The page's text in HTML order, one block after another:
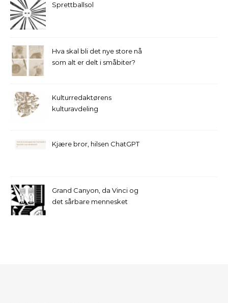
Sprettballsol
Hva skal bli det nye store nå
som alt er delt i småbiter?
Kulturredaktørens
kulturavdeling
Kjære bror, hilsen ChatGPT
Grand Canyon, da Vinci og
det sårbare mennesket